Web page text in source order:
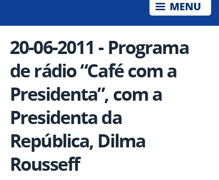
20-06-2011 - Programa
de rádio “Café com a
Presidenta”, com a
Presidenta da
República, Dilma
Rousseff